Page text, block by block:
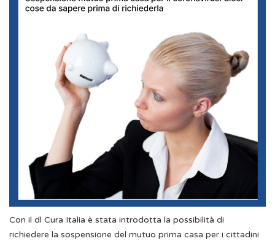
Con il dl Cura Italia è stata introdotta la possibilità di
richiedere la sospensione del mutuo prima casa per i cittadini